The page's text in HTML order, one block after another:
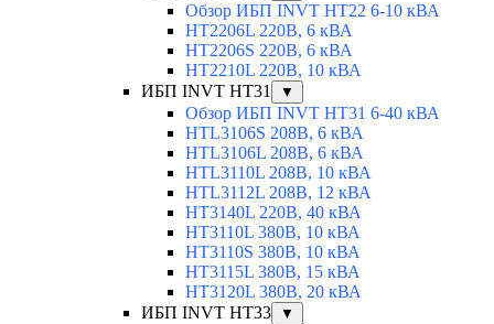
Обзор ИБП INVT HT22 6-10 кВА
HT2206L 220В, 6 кВА
HT2206S 220В, 6 кВА
HT2210L 220В, 10 кВА
ИБП INVT HT31
▼
Обзор ИБП INVT HT31 6-40 кВА
HTL3106S 208В, 6 кВА
HTL3106L 208В, 6 кВА
HTL3110L 208В, 10 кВА
HTL3112L 208В, 12 кВА
HT3140L 220В, 40 кВА
HT3110L 380В, 10 кВА
HT3110S 380В, 10 кВА
HT3115L 380В, 15 кВА
HT3120L 380В, 20 кВА
ИБП INVT HT33
▼